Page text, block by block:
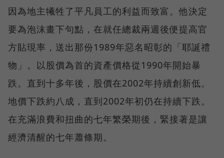
因為地主犧牲了平凡員工的利益而致富。他決定
要為泡沫畫下句點，在就任總裁兩週後便提高官
方貼現率，送出那份1989年惡名昭彰的「耶誕禮
物」。以股價為首的資產價格從1990年開始暴
跌。直到十多年後，股價在2002年持續創新低。
地價下跌約八成，直到2002年初仍在持續下跌。
在充滿浪費和扭曲的七年繁榮期後，緊接著是讓
經濟清醒的七年蕭條期。